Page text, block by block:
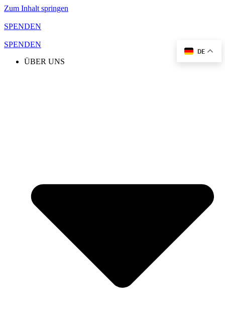
Zum Inhalt springen
SPENDEN
SPENDEN
ÜBER UNS
DE